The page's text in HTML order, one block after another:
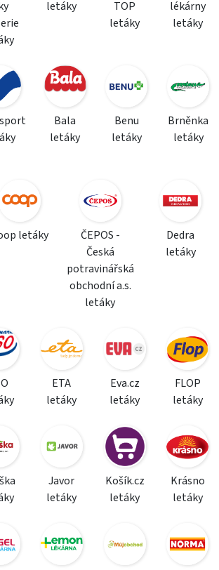
letáky
TOP
letáky
lékárny
letáky
Bala
letáky
Benu
letáky
Brněnka
letáky
letáky
ČEPOS -
Česká
potravinářská
obchodní a.s.
letáky
Dedra
letáky
ETA
letáky
Eva.cz
letáky
FLOP
letáky
Javor
letáky
Košík.cz
letáky
Krásno
letáky